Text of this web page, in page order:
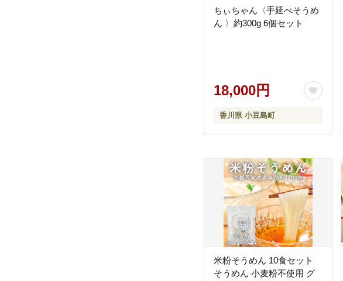
ちぃちゃん〈手延べそうめ
ん 〉約300g 6個セット
18,000円
香川県 小豆島町
米粉そうめん 10食セット
そうめん 小麦粉不使用 グ